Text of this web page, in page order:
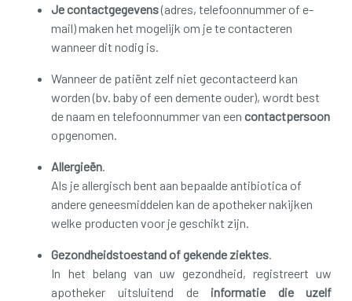
Je contactgegevens(adres, telefoonnummer of e-
mail) maken het mogelijk om je te contacteren
wanneer dit nodig is.
Wanneer de patiënt zelf niet gecontacteerd kan
worden (bv. baby of een demente ouder), wordt best
de naam en telefoonnummer van eencontactpersoon
opgenomen.
Allergieën
Als je allergisch bent aan bepaalde antibiotica of
andere geneesmiddelen kan de apotheker nakijken
welke producten voor je geschikt zijn.
Gezondheidstoestand of gekende ziektes
In het belang van uw gezondheid, registreert uw
apotheker uitsluitend deinformatie die uzelf